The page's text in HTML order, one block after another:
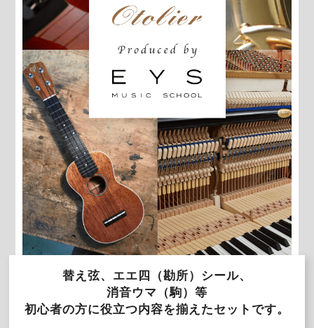
替え弦、エエ四（勘所）シール、
消音ウマ（駒）等
初心者の方に役立つ内容を揃えたセットです。